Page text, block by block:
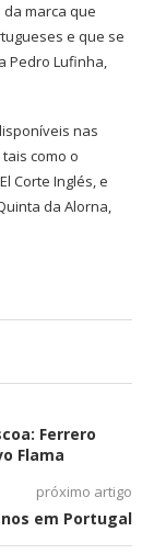
marca que
e que se
Pedro Lufinha,
nas
como o
Corte Inglés, e
da Alorna,
Ferrero
Flama
próximo artigo
em Portugal